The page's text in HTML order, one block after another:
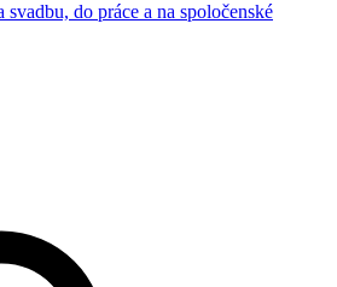
do práce a na spoločenské